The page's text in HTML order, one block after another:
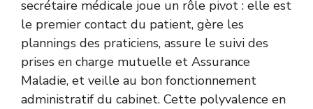
secrétaire médicale joue un rôle pivot : elle est
le premier contact du patient, gère les
plannings des praticiens, assure le suivi des
prises en charge mutuelle et Assurance
Maladie, et veille au bon fonctionnement
administratif du cabinet. Cette polyvalence en